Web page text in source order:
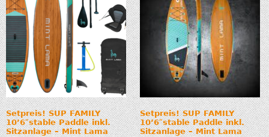
Setpreis! SUP FAMILY
10’6″stable Paddle inkl.
Sitzanlage – Mint Lama
Setpreis! SUP FAMILY
10’6″stable Paddle inkl.
Sitzanlage – Mint Lama